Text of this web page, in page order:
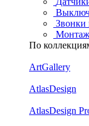
Звонки
По
ArtGallery
AtlasDesign
AtlasDesign